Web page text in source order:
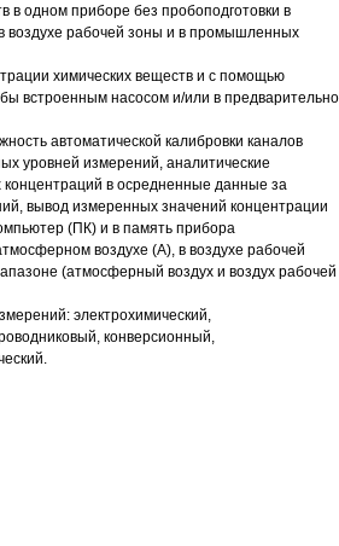
в одном приборе без пробоподготовки в
воздухе рабочей зоны и в промышленных
химических веществ и с помощью
встроенным насосом и/или в предварительно
автоматической калибровки каналов
уровней измерений, аналитические
в осредненные данные за
вывод измеренных значений концентрации
(ПК) и в память прибора
воздухе (А), в воздухе рабочей
(атмосферный воздух и воздух рабочей
электрохимический,
конверсионный,